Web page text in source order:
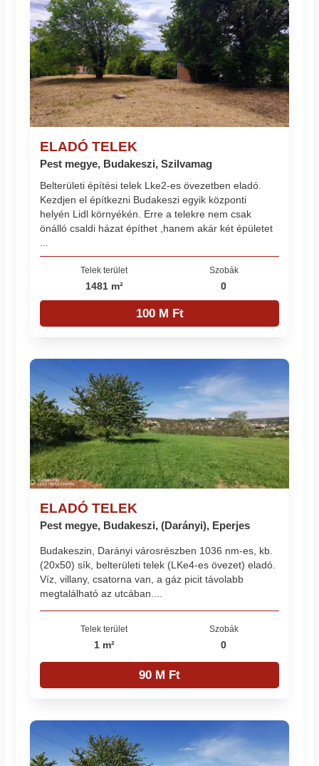
ELADÓ TELEK
Pest megye, Budakeszi, Szilvamag
Belterületi építési telek Lke2-es övezetben eladó.
Kezdjen el építkezni Budakeszi egyik központi
helyén Lidl környékén. Erre a telekre nem csak
önálló csaldi házat építhet ,hanem akár két épületet
Telek terület
1481 m²
Szobák
0
100 M Ft
ELADÓ TELEK
Pest megye, Budakeszi, (Darányi), Eperjes
Budakeszin, Darányi városrészben 1036 nm-es, kb.
(20x50) sík, belterületi telek (LKe4-es övezet) eladó.
Víz, villany, csatorna van, a gáz picit távolabb
megtalálható az utcában....
Telek terület
1 m²
Szobák
0
90 M Ft